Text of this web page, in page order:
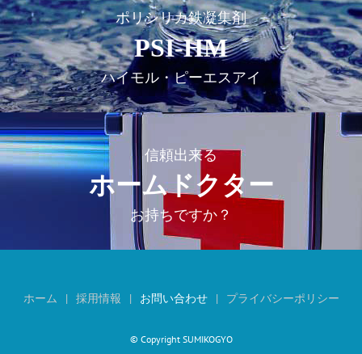
ポリシリカ鉄凝集剤
PSI-HM
ハイモル・ピーエスアイ
信頼出来る
ホームドクター
お持ちですか？
ホーム 採用情報 お問い合わせ プライバシーポリシー
© Copyright SUMIKOGYO